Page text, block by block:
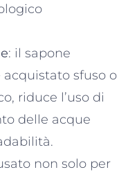
: il sapone
sfuso o
riduce l’uso di
delle acque
non solo per